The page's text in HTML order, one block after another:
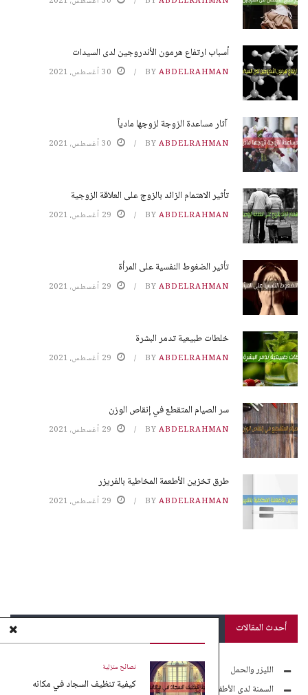
نصائح منزلية
كيفية تنظيف السجاد في مكانه
أسباب ارتفاع هرمون الأندروجين لدى السيدات
BY ABDELRAHMAN 30 أغسطس، 2021
آثار مساعدة الزوجة لزوجها مادياً
BY ABDELRAHMAN 30 أغسطس، 2021
تأثير الاهتمام الزائد بالزوج على العلاقة الزوجية
BY ABDELRAHMAN 29 أغسطس، 2021
تأثير الضغوط النفسية على المرأة
BY ABDELRAHMAN 29 أغسطس، 2021
خلطات طبيعية تدمر البشرة
BY ABDELRAHMAN 29 أغسطس، 2021
سر الصيام المتقطع في إنقاص الوزن
BY ABDELRAHMAN 29 أغسطس، 2021
طرق تخزين الأطعمة المخاطية بالفريزر
BY ABDELRAHMAN 29 أغسطس، 2021
أحدث المقالات
الليزر والحمل
السمنة لدى الأطفال